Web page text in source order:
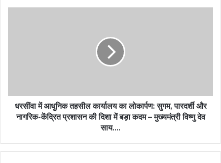
धरसींवा में आधुनिक तहसील कार्यालय का लोकार्पण: सुगम, पारदर्शी और
नागरिक-केंद्रित प्रशासन की दिशा में बड़ा कदम – मुख्यमंत्री विष्णु देव
साय….